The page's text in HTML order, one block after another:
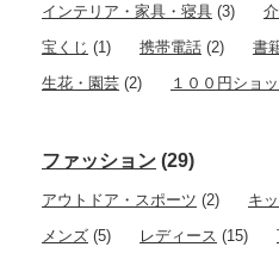
インテリア・家具・寝具 (3)
宝くじ (1) 携帯電話 (2) 書
生花・園芸 (2) １００円ショ
ファッション (29)
アウトドア・スポーツ (2) キ
メンズ (5) レディース (15)